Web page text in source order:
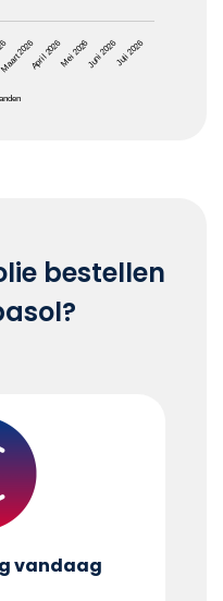
2026April 2026Mei 2026Juni 2026Juli 2026
bestellen
vandaag